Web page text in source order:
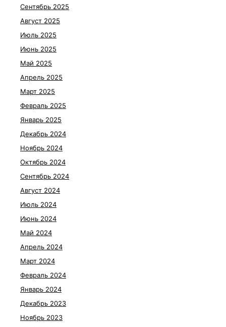
Сентябрь 2025
Август 2025
Июль 2025
Июнь 2025
Май 2025
Апрель 2025
Март 2025
Февраль 2025
Январь 2025
Декабрь 2024
Ноябрь 2024
Октябрь 2024
Сентябрь 2024
Август 2024
Июль 2024
Июнь 2024
Май 2024
Апрель 2024
Март 2024
Февраль 2024
Январь 2024
Декабрь 2023
Ноябрь 2023